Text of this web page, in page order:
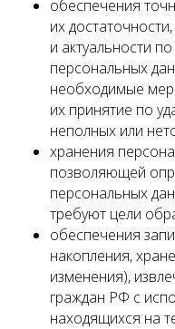
обеспечения
их
и актуальности
персональных
необходимые
их принятие по
неполных или
хранения
позволяющей
персональных
требуют цели
обеспечения
накопления,
изменения),
граждан РФ с
находящихся на